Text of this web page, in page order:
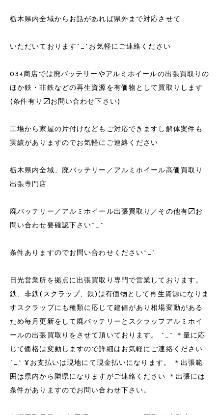
栃木県内全域からお話があれば県外まで対応させて
いただいております^_^お気軽にご連絡ください
034商店では廃バッテリーやアルミホイールの出張買取りの
ほか鉄・非鉄などの再生資源を有価物として買取りします
(条件有り〼お問い合わせ下さい)
工場から家屋の片付けなどもご対応できますし解体案件も
実績がありますのでお気軽にご連絡ください
栃木県内全域、廃バッテリー／アルミホイール高価買取り
出張専門店
廃バッテリー／アルミホイール出張買取り／その他有〼お
問い合わせ要確認下さい^_^
条件ありますのでお問い合わせください^_^
日光営業所を拠点に出張買取り専門で営業しております。
鉄、非鉄(スクラップ、鉄)は有価物として再生資源になりま
すスクラップにも種類に応じて建値があり相場変動がある
ため毎月更新をして廃バッテリーとスクラップアルミホイ
ールの出張買取りをさせて頂いております。 ^_^ ＊量に応
じて価格は変動しますので詳細はお気軽にご連絡ください
^_^ ¥お支払いは現地にて現金払いになります。 ＊出張範
囲は県内から隣県になりますがご連絡ください ＊出張には
条件がありますのでお問い合わせ下さい。